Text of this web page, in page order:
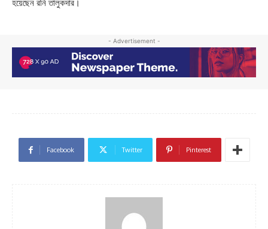
হয়েছেন রনি তালুকদার।
- Advertisement -
Facebook Twitter Pinterest